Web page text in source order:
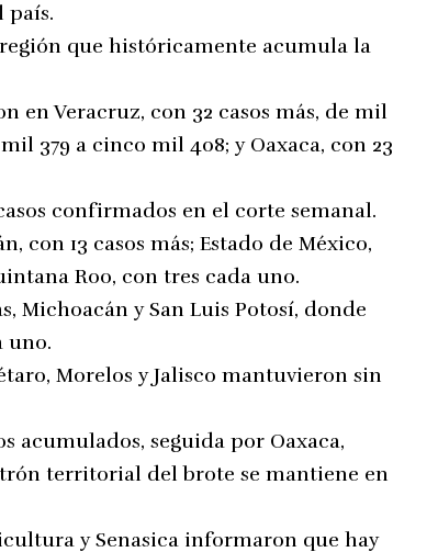
país.
que históricamente acumula la
en Veracruz, con 32 casos más, de mil
379 a cinco mil 408; y Oaxaca, con 23
confirmados en el corte semanal.
con 13 casos más; Estado de México,
Roo, con tres cada uno.
Michoacán y San Luis Potosí, donde
uno.
Morelos y Jalisco mantuvieron sin
acumulados, seguida por Oaxaca,
territorial del brote se mantiene en
y Senasica informaron que hay